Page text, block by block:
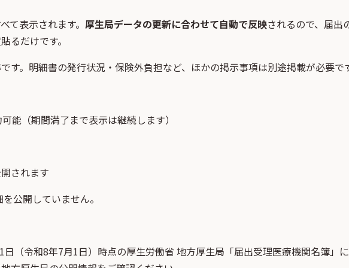
て表示されます。 厚生局データの更新に合わせて自動で反映されるので、届出
るだけです。
す。明細書の発行状況・保険外負担など、ほかの掲示事項は別途掲載が必要で
能（期間満了まで表示は継続します）
されます
公開していません。
日 （令和8年7月1日）時点の厚生労働省 地方厚生局「届出受理医療機関名簿」